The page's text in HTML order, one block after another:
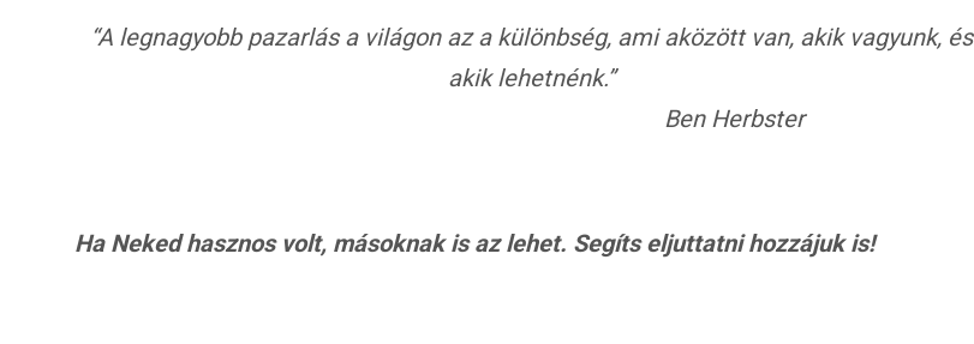
“A legnagyobb pazarlás a világon az a különbség, ami aközött van, akik vagyunk, és
akik lehetnénk.”
Ben Herbster
Ha Neked hasznos volt, másoknak is az lehet. Segíts eljuttatni hozzájuk is!